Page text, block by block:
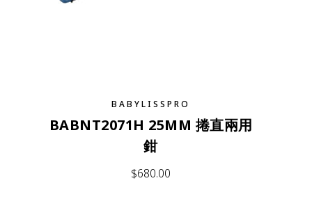
BABYLISSPRO
BABNT2071H 25MM 捲直兩用
鉗
$680.00